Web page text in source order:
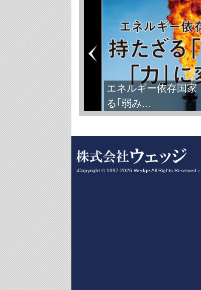
エネルギー依存国
る｢弱み…
‹Copyright © 1997-2026 Wedge All Rights Reserved.›